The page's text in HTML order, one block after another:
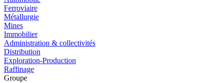
Ferroviaire
Métallurgie
Mines
Immobilier
Administration & collectivités
Distribution
Exploration-Production
Raffinage
Groupe